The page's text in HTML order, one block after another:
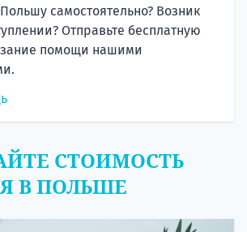
самостоятельно? Возник
Отправьте бесплатную
помощи нашими
СТОИМОСТЬ
В ПОЛЬШЕ